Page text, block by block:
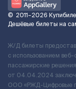
© 2011–2026
Дешёвые билеты на
Ж/Д билеты
с использованием
пассажирские
от 04.04.2024
ООО «РЖД-Цифровые